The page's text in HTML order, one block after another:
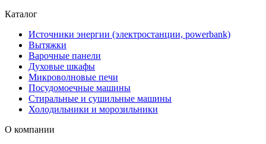
Каталог
Источники энергии (электростанции, powerbank)
Вытяжки
Варочные панели
Духовые шкафы
Микроволновые печи
Посудомоечные машины
Стиральные и сушильные машины
Холодильники и морозильники
О компании